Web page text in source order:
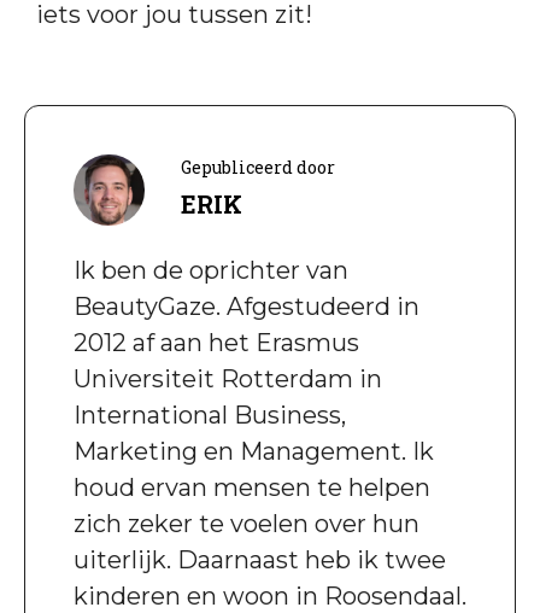
iets voor jou tussen zit!
Gepubliceerd door
ERIK
Ik ben de oprichter van
BeautyGaze. Afgestudeerd in
2012 af aan het Erasmus
Universiteit Rotterdam in
International Business,
Marketing en Management. Ik
houd ervan mensen te helpen
zich zeker te voelen over hun
uiterlijk. Daarnaast heb ik twee
kinderen en woon in Roosendaal.